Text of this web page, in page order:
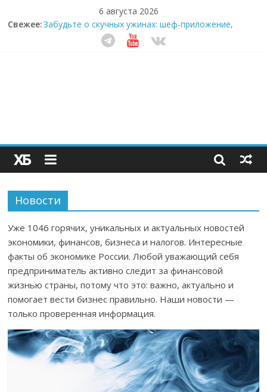
6 августа 2026
Свежее:
Секрет супергидратации: почему кокосовая вода с
пребиотиками становится главным трендом
здорового питания
Забудьте о скучных ужинах: шеф-приложение,
Как простая наклейка заставляет миллионы людей
не забывать о самом важном креме этим летом
Новости
Уже 1046 горячих, уникальных и актуальных новостей
экономики, финансов, бизнеса и налогов. Интересные
факты об экономике России. Любой уважающий себя
предприниматель активно следит за финансовой
жизнью страны, потому что это: важно, актуально и
помогает вести бизнес правильно. Наши новости —
только проверенная информация.